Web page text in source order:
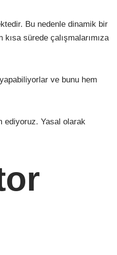
Bu nedenle dinamik bir
sürede çalışmalarımıza
ve bunu hem
ediyoruz. Yasal olarak